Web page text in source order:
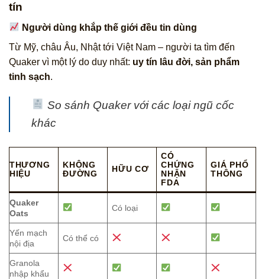
tín
Người dùng khắp thế giới đều tin dùng
Từ Mỹ, châu Âu, Nhật tới Việt Nam – người ta tìm đến
Quaker vì một lý do duy nhất: uy tín lâu đời, sản phẩm
tinh sạch.
So sánh Quaker với các loại ngũ cốc
khác
THƯƠNG
HIỆU
KHÔNG
ĐƯỜNG
HỮU CƠ
CÓ
CHỨNG
NHẬN
FDA
GIÁ PHỔ
THÔNG
Quaker
Oats
Có loại
Yến mạch
nội địa
Có thể có
Granola
nhập khẩu